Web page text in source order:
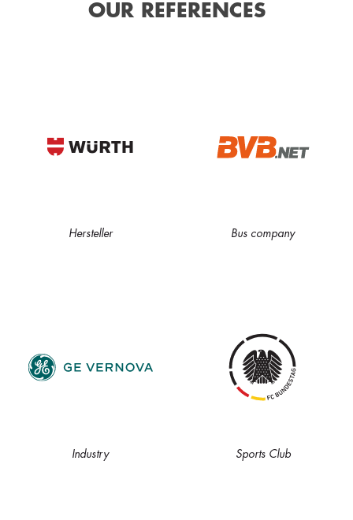
OUR REFERENCES
Hersteller Bus company
Industry Sports Club